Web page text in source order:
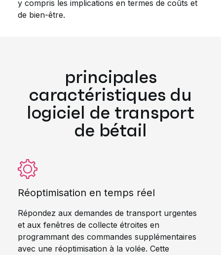
y compris les implications en termes de coûts et
de bien-être.
principales
caractéristiques du
logiciel de transport
de bétail
Réoptimisation en temps réel
Répondez aux demandes de transport urgentes
et aux fenêtres de collecte étroites en
programmant des commandes supplémentaires
avec une réoptimisation à la volée. Cette